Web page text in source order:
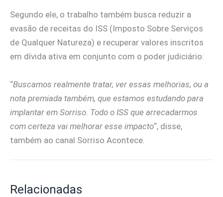
Segundo ele, o trabalho também busca reduzir a
evasão de receitas do ISS (Imposto Sobre Serviços
de Qualquer Natureza) e recuperar valores inscritos
em dívida ativa em conjunto com o poder judiciário:
“Buscamos realmente tratar, ver essas melhorias, ou a
nota premiada também, que estamos estudando para
implantar em Sorriso. Todo o ISS que arrecadarmos
com certeza vai melhorar esse impacto“, disse,
também ao canal Sorriso Acontece.
Relacionadas